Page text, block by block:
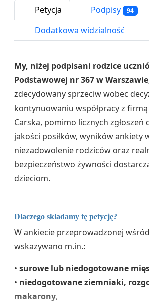
Petycja Podpisy 94
Dodatkowa widzialność
My, niżej podpisani rodzice
Podstawowej nr 367 w
zdecydowany sprzeciw wobec
kontynuowaniu współpracy z
Carska, pomimo licznych zgłoszeń
jakości posiłków, wyników ankiety
niezadowolenie rodziców oraz
bezpieczeństwo żywności
dzieciom.
Dlaczego składamy tę petycję?
W ankiecie przeprowadzonej
wskazywano m.in.:
• surowe lub niedogotowane
• niedogotowane ziemniaki,
makarony,